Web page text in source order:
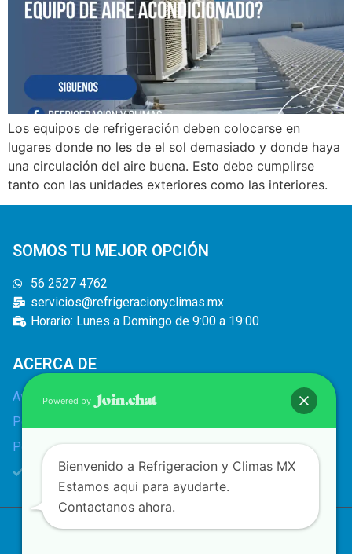
Los equipos de refrigeración deben colocarse en
lugares donde no les de el sol demasiado y donde haya
una circulación del aire buena. Esto debe cumplirse
tanto con las unidades exteriores como las interiores.
SOMOS TU MEJOR OPCIÓN
56 2527 4762
servicios@refrigeracionyclimas.mx
Horario: Lunes a Domingo de 9:00 a 19:00
ACERCA DE
Aviso legal
Política de privacidad
Política de cookies
Bolsa de trabajo
Copyright © 2022 | Refrigeración y climas
Powered by
Bienvenido a Refrigeracion y Climas MX
Estamos aqui para ayudarte.
Contactanos ahora.